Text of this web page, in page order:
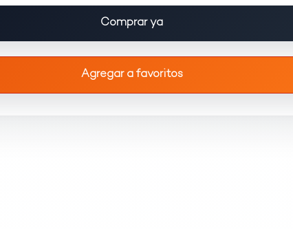
Comprar ya
Agregar a favoritos